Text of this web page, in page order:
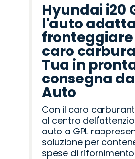
Hyundai i20
l'auto
fronteggiare
caro
Tua in
consegna
Auto
Con il caro
al centro
auto a GPL
soluzione per
spese di